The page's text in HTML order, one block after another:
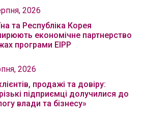
2026
та Республіка Корея
економічне партнерство
програми EIPP
2026
продажі та довіру:
підприємці долучилися до
влади та бізнесу»